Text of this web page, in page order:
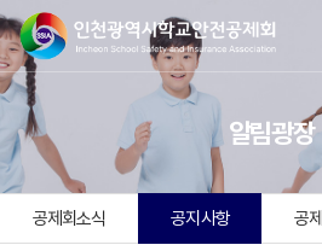
알림광장
공제회소식 공지사항 공